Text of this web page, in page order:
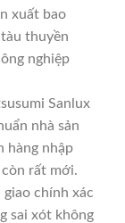
xuất bao
thuyền
nghiệp
Sanlux
nhà sản
hàng nhập
rất mới.
chính xác
sai xót không